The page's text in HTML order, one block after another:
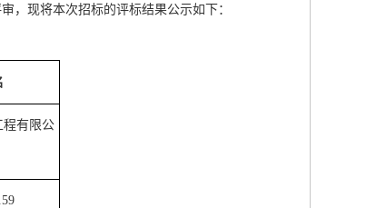
，现将本次招标的评标结果公示如下：
程有限公